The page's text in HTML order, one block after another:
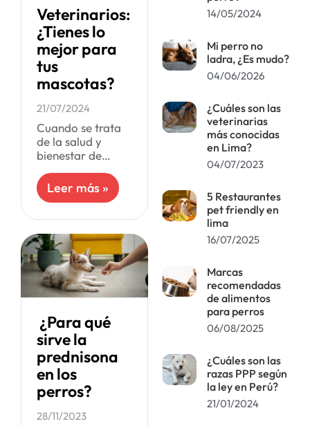
Veterinarios:
¿Tienes lo
mejor para
tus
mascotas?
21/07/2024
Cuando se trata
de la salud y
bienestar de
mascotas,
encontrar el
apropiado es
crucial. Pero,
¿Cómo podemos
saber si estamos
recibiendo la
Leer más »
¿Para qué
sirve la
prednisona
en los
perros?
28/11/2023
14/05/2024
Mi perro no
ladra, ¿Es mudo?
04/06/2026
¿Cuáles son las
veterinarias
más conocidas
en Lima?
04/07/2023
5 Restaurantes
pet friendly en
lima
16/07/2025
Marcas
recomendadas
de alimentos
para perros
06/08/2025
¿Cuáles son las
razas PPP según
la ley en Perú?
21/01/2024